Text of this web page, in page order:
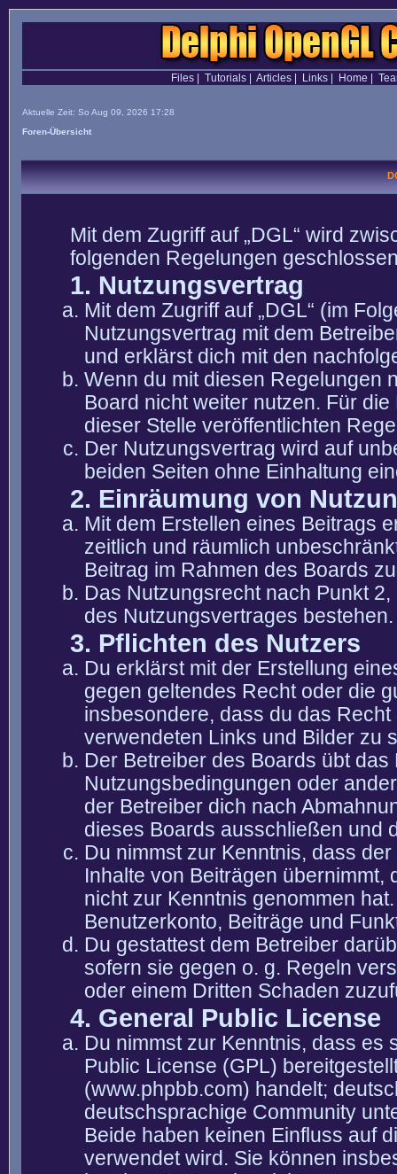
Files| Tutorials| Articles| Links| Home
Aktuelle Zeit: So Aug 09, 2026 17:28
Foren-Übersicht
Mit dem Zugriff auf „DGL“ wird
folgenden Regelungen
1. Nutzungsvertrag
Mit dem Zugriff auf „DGL“ (im
Nutzungsvertrag mit dem
und erklärst dich mit den
Wenn du mit diesen Regelungen
Board nicht weiter nutzen. Für
dieser Stelle veröffentlichten
Der Nutzungsvertrag wird auf
beiden Seiten ohne Einhaltung
2. Einräumung von
Mit dem Erstellen eines Beitrags
zeitlich und räumlich
Beitrag im Rahmen des Boards
Das Nutzungsrecht nach Punkt
des Nutzungsvertrages bestehen.
3. Pflichten des Nutzers
Du erklärst mit der Erstellung
gegen geltendes Recht oder die
insbesondere, dass du das
verwendeten Links und Bilder zu
Der Betreiber des Boards übt
Nutzungsbedingungen oder
der Betreiber dich nach
dieses Boards ausschließen und
Du nimmst zur Kenntnis, dass
Inhalte von Beiträgen übernimmt,
nicht zur Kenntnis genommen
Benutzerkonto, Beiträge und
Du gestattest dem Betreiber
sofern sie gegen o. g. Regeln
oder einem Dritten Schaden
4. General Public License
Du nimmst zur Kenntnis, dass es
Public License (GPL)
(www.phpbb.com) handelt;
deutschsprachige Community
Beide haben keinen Einfluss auf
verwendet wird. Sie können